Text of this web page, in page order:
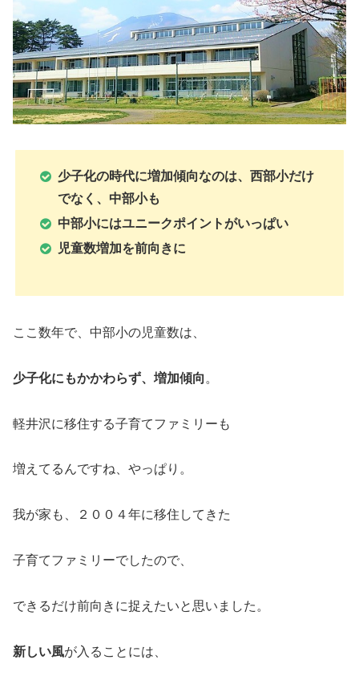
少子化の時代に増加傾向なのは、西部小だけ
でなく、中部小も
中部小にはユニークポイントがいっぱい
児童数増加を前向きに
ここ数年で、中部小の児童数は、
少子化にもかかわらず、増加傾向 。
軽井沢に移住する子育てファミリーも
増えてるんですね、やっぱり。
我が家も、２００４年に移住してきた
子育てファミリーでしたので、
できるだけ前向きに捉えたいと思いました。
新しい風が入ることには、